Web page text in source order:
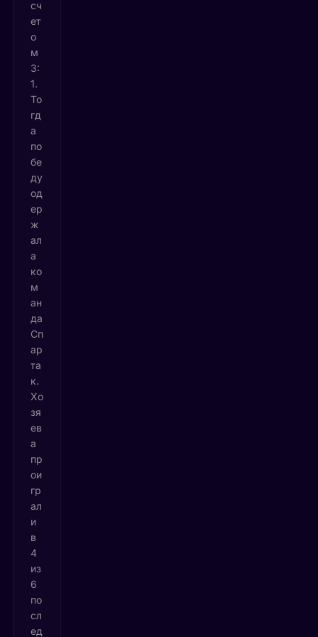
сч
ет
о
м
3:
1.
То
гд
а
по
бе
ду
од
ер
ж
ал
а
ко
м
ан
да
Сп
ар
та
к.
Хо
зя
ев
а
пр
ои
гр
ал
и
в
4
из
6
по
сл
ед